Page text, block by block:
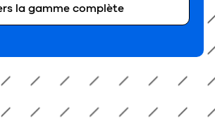
la gamme complète